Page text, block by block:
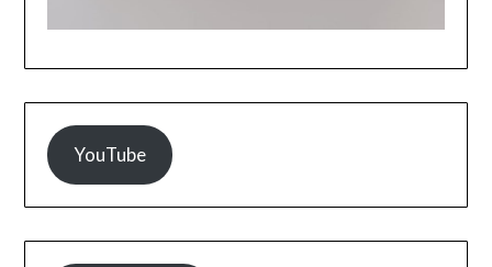
YouTube